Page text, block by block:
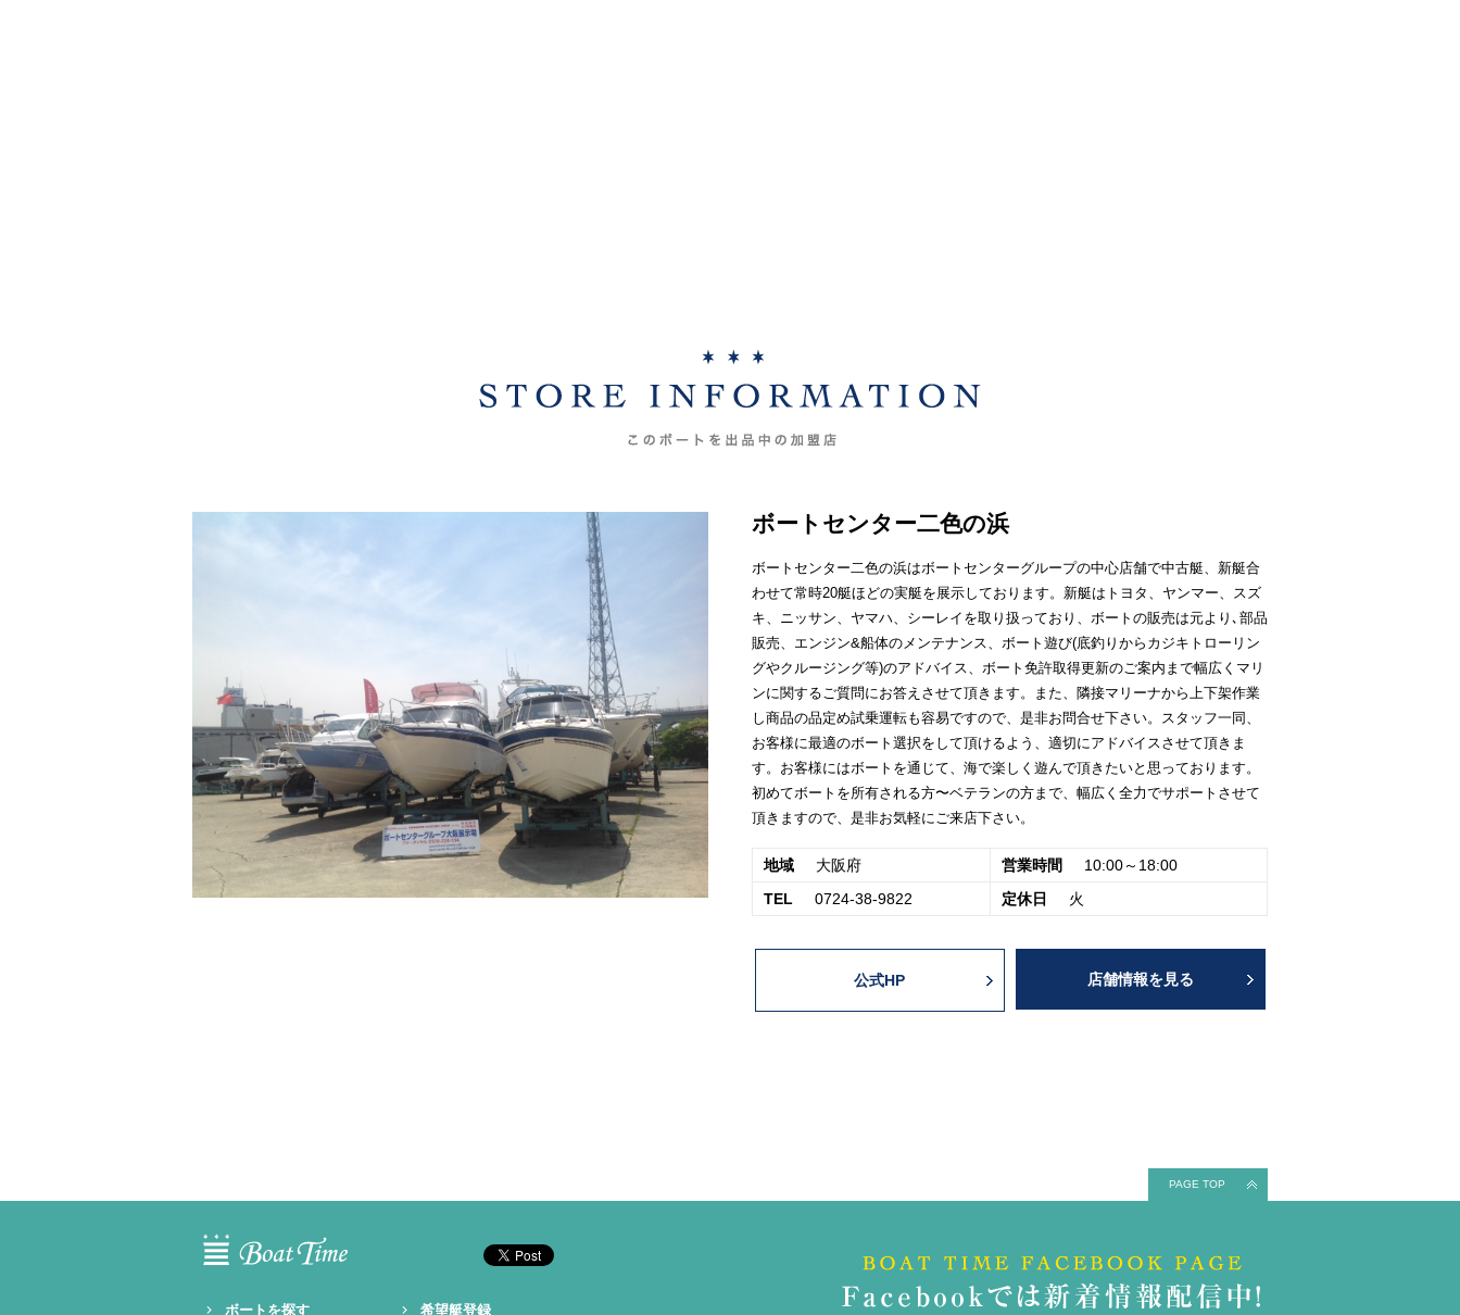
ボートセンター二色の浜
ボートセンター二色の浜はボートセンターグループの中心店舗で中古艇、新艇合
わせて常時20艇ほどの実艇を展示しております。新艇はトヨタ、ヤンマー、スズ
キ、ニッサン、ヤマハ、シーレイを取り扱っており、ボートの販売は元より､部品
販売、エンジン&船体のメンテナンス、ボート遊び(底釣りからカジキトローリン
グやクルージング等)のアドバイス、ボート免許取得更新のご案内まで幅広くマリ
ンに関するご質問にお答えさせて頂きます。また、隣接マリーナから上下架作業
し商品の品定め試乗運転も容易ですので、是非お問合せ下さい。スタッフ一同、
お客様に最適のボート選択をして頂けるよう、適切にアドバイスさせて頂きま
す。お客様にはボートを通じて、海で楽しく遊んで頂きたいと思っております。
初めてボートを所有される方〜ベテランの方まで、幅広く全力でサポートさせて
頂きますので、是非お気軽にご来店下さい。
地域 大阪府 営業時間
10:00～18:00
TEL
0724-38-9822 定休日 火
公式HP 店舗情報を見る
PAGE TOP
ボートを探す 希望艇登録